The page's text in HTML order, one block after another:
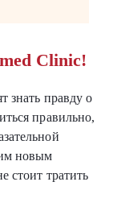
Clinic!
знать правду о
правильно,
новым
стоит тратить